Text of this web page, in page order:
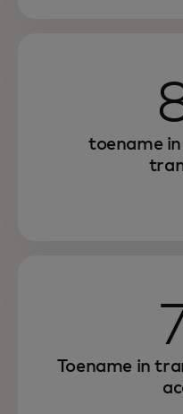
toename
Toename in